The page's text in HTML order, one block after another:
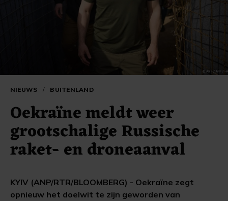
NIEUWS / BUITENLAND
Oekraïne meldt weer
grootschalige Russische
raket- en droneaanval
KYIV (ANP/RTR/BLOOMBERG) - Oekraïne zegt
opnieuw het doelwit te zijn geworden van